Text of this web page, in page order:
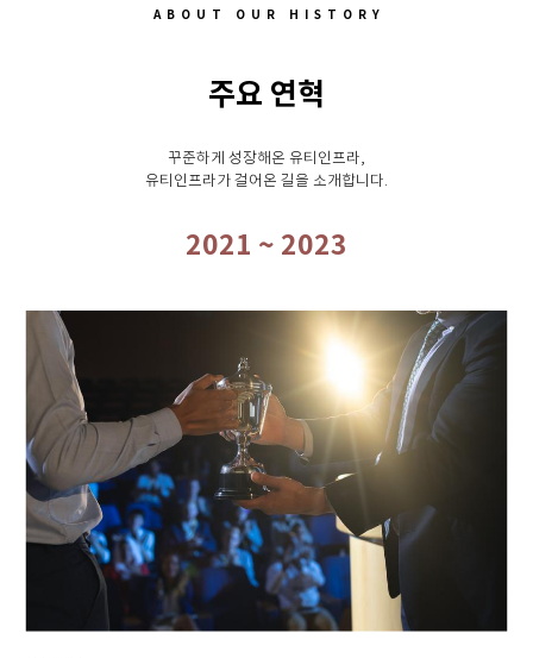
ABOUT OUR HISTORY
주요 연혁
꾸준하게 성장해온 유티인프라,
유티인프라가 걸어온 길을 소개합니다.
2021 ~ 2023